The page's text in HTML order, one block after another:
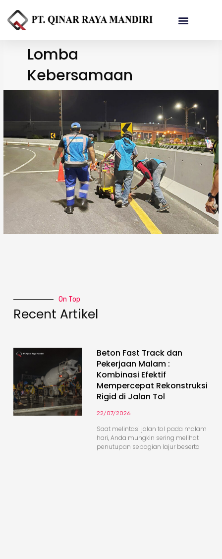
Lomba
Kebersamaan
On Top
Recent Artikel
Beton Fast Track dan
Pekerjaan Malam :
Kombinasi Efektif
Mempercepat Rekonstruksi
Rigid di Jalan Tol
22/07/2026
Saat melintasi jalan tol pada malam
hari, Anda mungkin sering melihat
penutupan sebagian lajur beserta